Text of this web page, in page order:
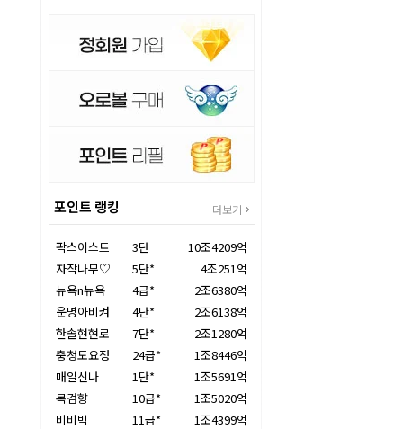
포인트 랭킹 더보기
팍스이스트 3단
10조4209억
자작나무♡
5단*
4조251억
뉴욕n뉴욕
4급*
2조6380억
운명아비켜
4단*
2조6138억
한솔현현로
7단*
2조1280억
충청도요정
24급*
1조8446억
매일신나
1단*
1조5691억
목검향
10급*
1조5020억
비비빅
11급*
1조4399억